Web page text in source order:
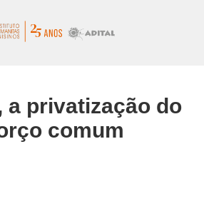
a privatização do
comum